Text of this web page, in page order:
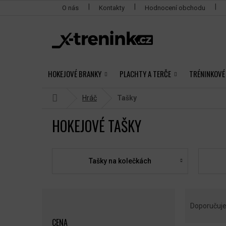
O nás Kontakty Hodnocení obchodu
HOKEJOVÉ BRANKY PLACHTY A TERČE
Hráč Tašky
HOKEJOVÉ TAŠKY
Tašky na kolečkách
CENA